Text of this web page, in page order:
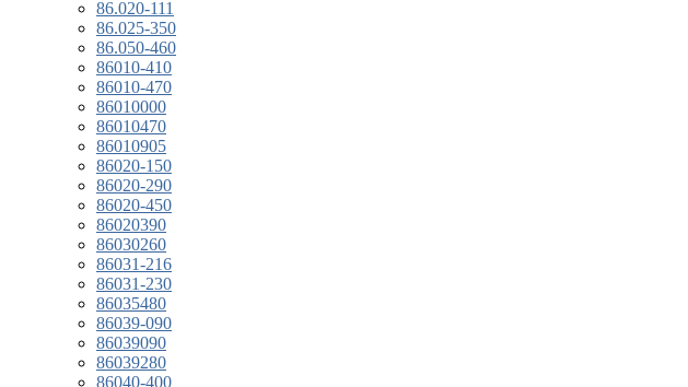
86.020-111
86.025-350
86.050-460
86010-410
86010-470
86010000
86010470
86010905
86020-150
86020-290
86020-450
86020390
86030260
86031-216
86031-230
86035480
86039-090
86039090
86039280
86040-400